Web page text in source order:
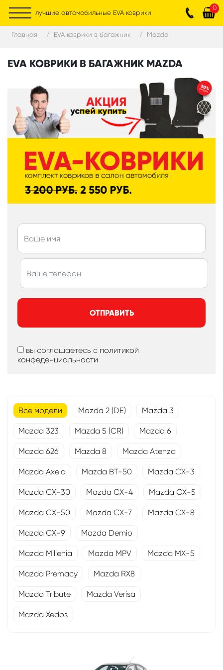
лучшие автомобильные EVA коврики
0
Главная EVA коврики в багажник Mazda
EVA КОВРИКИ В БАГАЖНИК MAZDA
ОТПРАВИТЬ
вы соглашаетесь с политикой
конфеденциальности
Все модели Mazda 2 (DE) Mazda 3
Mazda 323 Mazda 5 (CR) Mazda 6
Mazda 626 Mazda 8 Mazda Atenza
Mazda Axela Mazda BT-50 Mazda CX-3
Mazda CX-30 Mazda CX-4 Mazda CX-5
Mazda CX-50 Mazda CX-7 Mazda CX-8
Mazda CX-9 Mazda Demio
Mazda Millenia Mazda MPV Mazda MX-5
Mazda Premacy Mazda RX8
Mazda Tribute Mazda Verisa
Mazda Xedos